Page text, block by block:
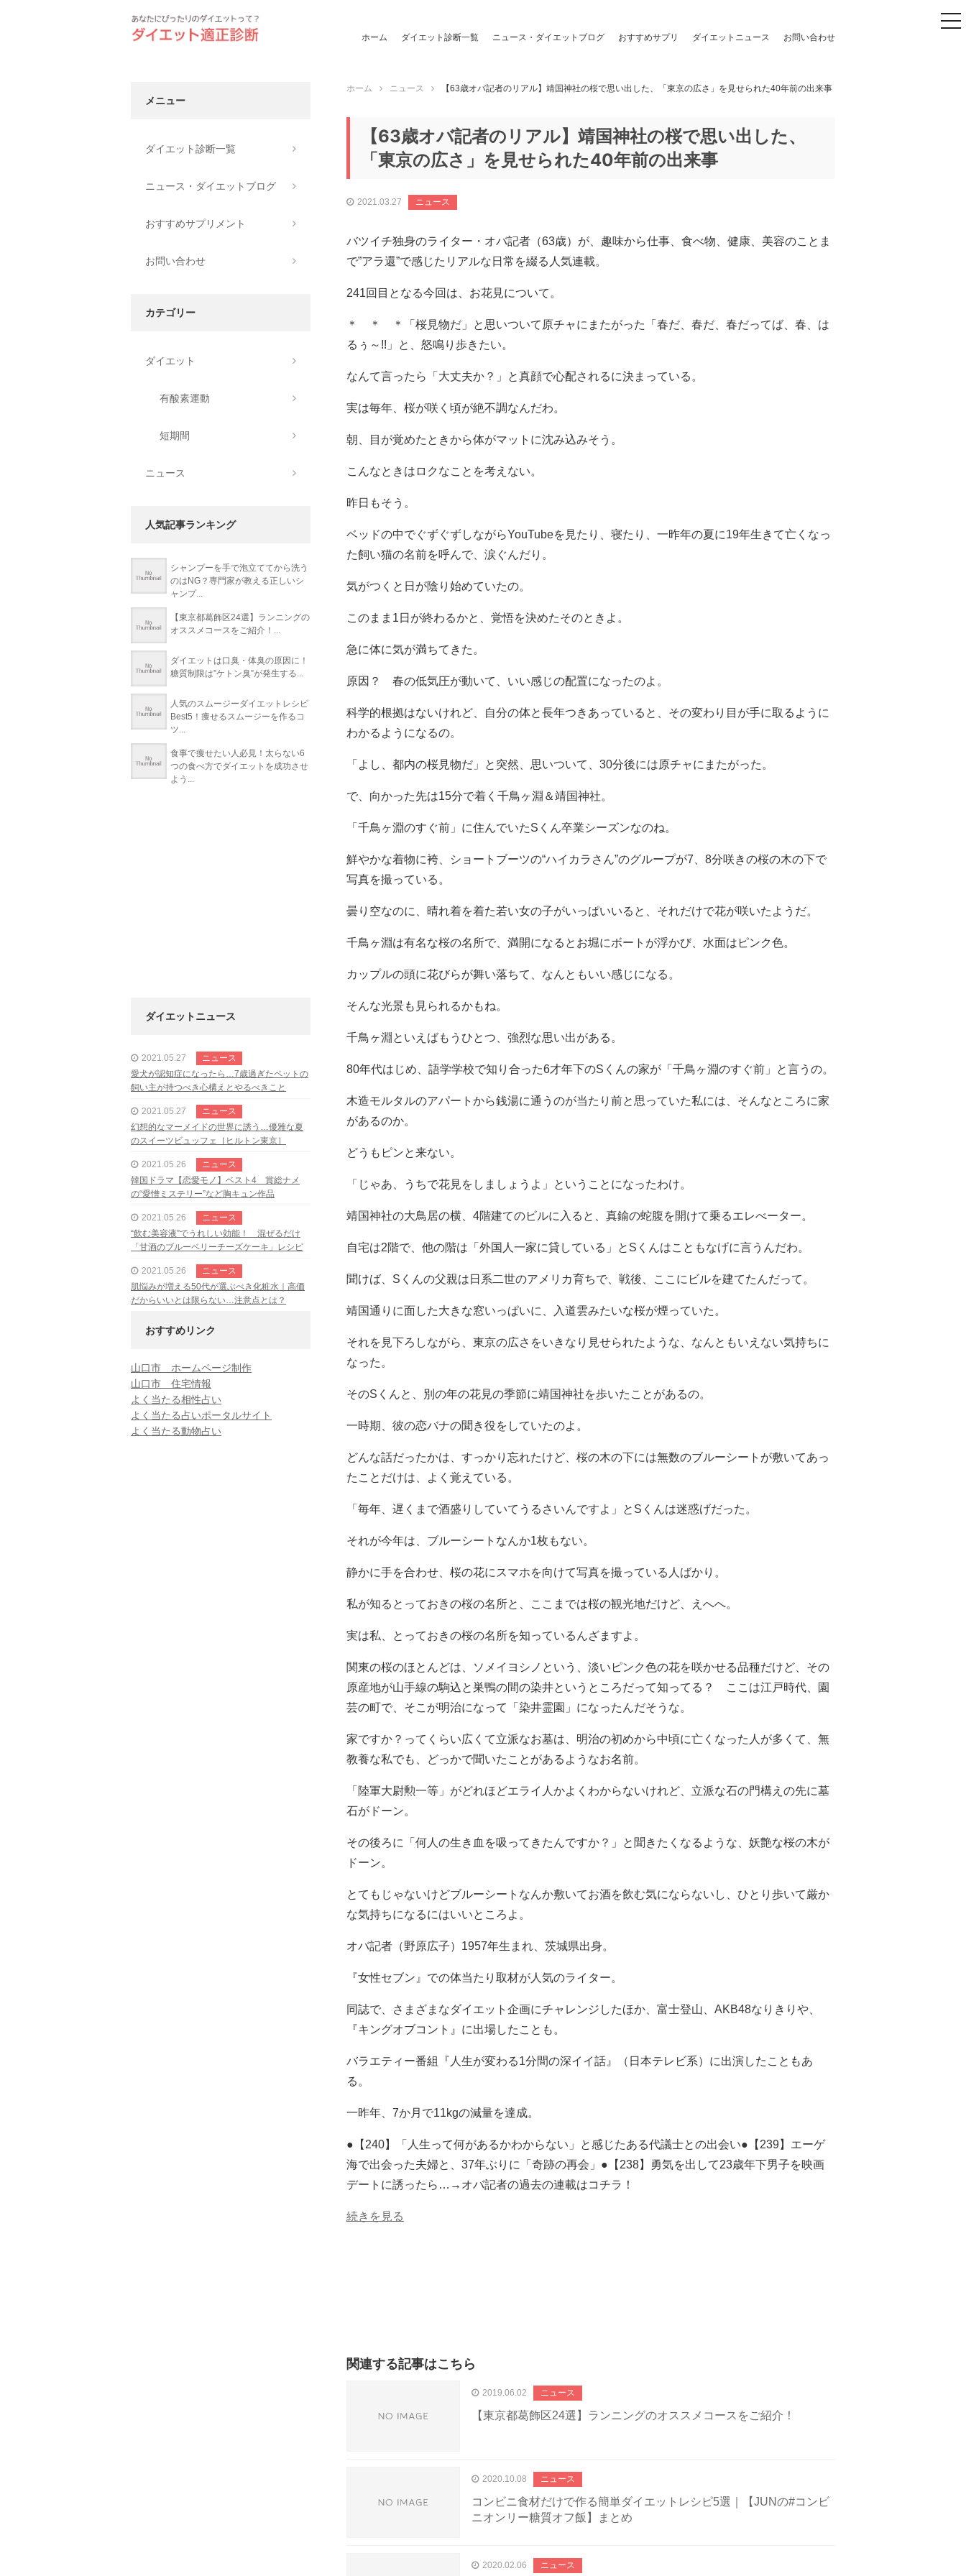
ホーム ダイエット診断一覧 ニュース・ダイエットブログ おすすめサプリ ダイエットニュース お問い合わせ
ホーム ニュース 【63歳オバ記者のリアル】靖国神社の桜で思い出した、「東京の広さ」を見せられた40年前の出来事
【63歳オバ記者のリアル】靖国神社の桜で思い出した、
「東京の広さ」を見せられた40年前の出来事
2021.03.27 ニュース
バツイチ独身のライター・オバ記者（63歳）が、趣味から仕事、食べ物、健康、美容のことま
で”アラ還”で感じたリアルな日常を綴る人気連載。
241回目となる今回は、お花見について。
＊ ＊ ＊「桜見物だ」と思いついて原チャにまたがった「春だ、春だ、春だってば、春、は
るぅ～!!」と、怒鳴り歩きたい。
なんて言ったら「大丈夫か？」と真顔で心配されるに決まっている。
実は毎年、桜が咲く頃が絶不調なんだわ。
朝、目が覚めたときから体がマットに沈み込みそう。
こんなときはロクなことを考えない。
昨日もそう。
ベッドの中でぐずぐずしながらYouTubeを見たり、寝たり、一昨年の夏に19年生きて亡くなっ
た飼い猫の名前を呼んで、涙ぐんだり。
気がつくと日が陰り始めていたの。
このまま1日が終わるかと、覚悟を決めたそのときよ。
急に体に気が満ちてきた。
原因？ 春の低気圧が動いて、いい感じの配置になったのよ。
科学的根拠はないけれど、自分の体と長年つきあっていると、その変わり目が手に取るように
わかるようになるの。
「よし、都内の桜見物だ」と突然、思いついて、30分後には原チャにまたがった。
で、向かった先は15分で着く千鳥ヶ淵＆靖国神社。
「千鳥ヶ淵のすぐ前」に住んでいたSくん卒業シーズンなのね。
鮮やかな着物に袴、ショートブーツの“ハイカラさん”のグループが7、8分咲きの桜の木の下で
写真を撮っている。
曇り空なのに、晴れ着を着た若い女の子がいっぱいいると、それだけで花が咲いたようだ。
千鳥ヶ淵は有名な桜の名所で、満開になるとお堀にボートが浮かび、水面はピンク色。
カップルの頭に花びらが舞い落ちて、なんともいい感じになる。
そんな光景も見られるかもね。
千鳥ヶ淵といえばもうひとつ、強烈な思い出がある。
80年代はじめ、語学学校で知り合った6才年下のSくんの家が「千鳥ヶ淵のすぐ前」と言うの。
木造モルタルのアパートから銭湯に通うのが当たり前と思っていた私には、そんなところに家
があるのか。
どうもピンと来ない。
「じゃあ、うちで花見をしましょうよ」ということになったわけ。
靖国神社の大鳥居の横、4階建てのビルに入ると、真鍮の蛇腹を開けて乗るエレべーター。
自宅は2階で、他の階は「外国人一家に貸している」とSくんはこともなげに言うんだわ。
聞けば、Sくんの父親は日系二世のアメリカ育ちで、戦後、ここにビルを建てたんだって。
靖国通りに面した大きな窓いっぱいに、入道雲みたいな桜が煙っていた。
それを見下ろしながら、東京の広さをいきなり見せられたような、なんともいえない気持ちに
なった。
そのSくんと、別の年の花見の季節に靖国神社を歩いたことがあるの。
一時期、彼の恋バナの聞き役をしていたのよ。
どんな話だったかは、すっかり忘れたけど、桜の木の下には無数のブルーシートが敷いてあっ
たことだけは、よく覚えている。
「毎年、遅くまで酒盛りしていてうるさいんですよ」とSくんは迷惑げだった。
それが今年は、ブルーシートなんか1枚もない。
静かに手を合わせ、桜の花にスマホを向けて写真を撮っている人ばかり。
私が知るとっておきの桜の名所と、ここまでは桜の観光地だけど、えへへ。
実は私、とっておきの桜の名所を知っているんざますよ。
関東の桜のほとんどは、ソメイヨシノという、淡いピンク色の花を咲かせる品種だけど、その
原産地が山手線の駒込と巣鴨の間の染井というところだって知ってる？ ここは江戸時代、園
芸の町で、そこが明治になって「染井霊園」になったんだそうな。
家ですか？ってくらい広くて立派なお墓は、明治の初めから中頃に亡くなった人が多くて、無
教養な私でも、どっかで聞いたことがあるようなお名前。
「陸軍大尉勲一等」がどれほどエライ人かよくわからないけれど、立派な石の門構えの先に墓
石がドーン。
その後ろに「何人の生き血を吸ってきたんですか？」と聞きたくなるような、妖艶な桜の木が
ドーン。
とてもじゃないけどブルーシートなんか敷いてお酒を飲む気にならないし、ひとり歩いて厳か
な気持ちになるにはいいところよ。
オバ記者（野原広子）1957年生まれ、茨城県出身。
『女性セブン』での体当たり取材が人気のライター。
同誌で、さまざまなダイエット企画にチャレンジしたほか、富士登山、AKB48なりきりや、
『キングオブコント』に出場したことも。
バラエティー番組『人生が変わる1分間の深イイ話』（日本テレビ系）に出演したこともあ
る。
一昨年、7か月で11kgの減量を達成。
●【240】「人生って何があるかわからない」と感じたある代議士との出会い●【239】エーゲ
海で出会った夫婦と、37年ぶりに「奇跡の再会」●【238】勇気を出して23歳年下男子を映画
デートに誘ったら…→オバ記者の過去の連載はコチラ！
続きを見る
関連する記事はこちら
2019.06.02 ニュース
【東京都葛飾区24選】ランニングのオススメコースをご紹介！
2020.10.08 ニュース
コンビニ食材だけで作る簡単ダイエットレシピ5選｜【JUNの#コンビ
ニオンリー糖質オフ飯】まとめ
2020.02.06 ニュース
メニュー
ダイエット診断一覧
ニュース・ダイエットブログ
おすすめサプリメント
お問い合わせ
カテゴリー
ダイエット
有酸素運動
短期間
ニュース
人気記事ランキング
シャンプーを手で泡立ててから洗う
のはNG？専門家が教える正しいシ
ャンプ...
【東京都葛飾区24選】ランニングの
オススメコースをご紹介！...
ダイエットは口臭・体臭の原因に！
糖質制限は”ケトン臭”が発生する...
人気のスムージーダイエットレシピ
Best5！痩せるスムージーを作るコ
ツ...
食事で痩せたい人必見！太らない6
つの食べ方でダイエットを成功させ
よう...
ダイエットニュース
2021.05.27
ニュース
愛犬が認知症になったら…7歳過ぎたペットの
飼い主が持つべき心構えとやるべきこと
2021.05.27
ニュース
幻想的なマーメイドの世界に誘う…優雅な夏
のスイーツビュッフェ［ヒルトン東京］
2021.05.26
ニュース
韓国ドラマ【恋愛モノ】ベスト4 賞総ナメ
の“愛憎ミステリー”など胸キュン作品
2021.05.26
ニュース
“飲む美容液”でうれしい効能！ 混ぜるだけ
「甘酒のブルーベリーチーズケーキ」レシピ
2021.05.26
ニュース
肌悩みが増える50代が選ぶべき化粧水｜高価
だからいいとは限らない…注意点とは？
おすすめリンク
山口市 ホームページ制作
山口市 住宅情報
よく当たる相性占い
よく当たる占いポータルサイト
よく当たる動物占い